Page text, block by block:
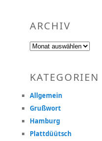
ARCHIV
Archiv
KATEGORIEN
Allgemein
Grußwort
Hamburg
Plattdüütsch